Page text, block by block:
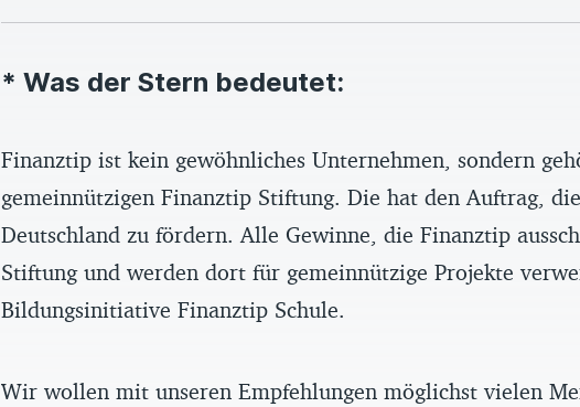
* Was der Stern bedeutet:
Finanztip ist kein gewöhnliches Unternehmen, sondern
gemeinnützigen Finanztip Stiftung. Die hat den Auftrag,
Deutschland zu fördern. Alle Gewinne, die Finanztip
Stiftung und werden dort für gemeinnützige Projekte
Bildungsinitiative Finanztip Schule.
Wir wollen mit unseren Empfehlungen möglichst vielen